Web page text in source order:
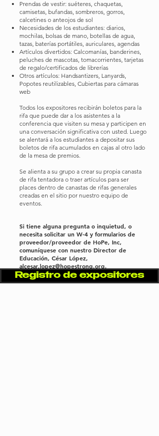
Prendas de vestir: suéteres, chaquetas,
camisetas, bufandas, sombreros, gorros,
calcetines o anteojos de sol
Necesidades de los estudiantes: diarios,
mochilas, bolsas de mano, botellas de agua,
tazas, baterías portátiles, auriculares, agendas
Artículos divertidos: Calcomanías, banderines,
peluches de mascotas, tomacorrientes, tarjetas
de regalo/certificados de librerías
Otros artículos: Handsantizers, Lanyards,
Popotes reutilizables, Cubiertas para cámaras
web
Todos los expositores recibirán boletos para la
rifa que puede dar a los asistentes a la
conferencia que visiten su mesa y participen en
una conversación significativa con usted. Luego
se alentará a los estudiantes a depositar sus
boletos de rifa acumulados en cajas al otro lado
de la mesa de premios.
Se alienta a su grupo a crear su propia canasta
de rifa tentadora o traer artículos para ser
places dentro de canastas de rifas generales
creadas en el sitio por nuestro equipo de
eventos.
Si tiene alguna pregunta o inquietud, o
necesita solicitar un W-4 y formularios de
proveedor/proveedor de HoPe, Inc,
comuníquese con nuestro Director de
Educación, César López,
alcesar.lopez@hopestrong.org.
Registro de expositores